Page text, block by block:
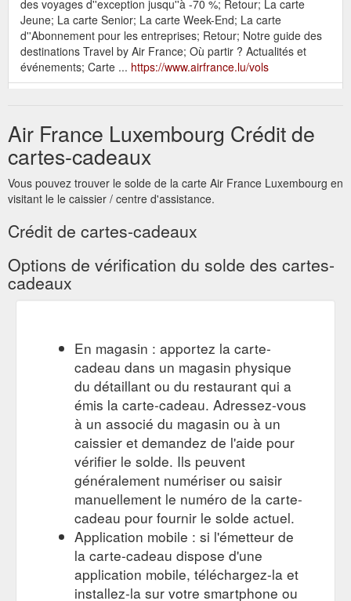
des voyages d''exception jusqu''à -70 %; Retour; La carte
Jeune; La carte Senior; La carte Week-End; La carte
d''Abonnement pour les entreprises; Retour; Notre guide des
destinations Travel by Air France; Où partir ? Actualités et
événements; Carte ... https://www.airfrance.lu/vols
Cartes de réduction; Paperplane - Carte cadeau et cagnotte ...
https://www.airfrance.lu/LU/fr/common/voyageurfrequent/
flying-blue.htm
Air France et Delta Airlines
Retour; Nos meilleurs tarifs et
Cartes de réduction; Paperplane - Carte cadeau et cagnotte ...
https://www.airfrance.lu/LU/fr/local/resainfovol/meilleuresoffres/
airlines.htm
L''intérieur, des
chambres au bar, joue aussi la carte des sixties avec son
boisson rafraîchissante et un sac de plage en guise de
cadeau de bienvenue qui annonce la couleur. Ici, le chill est de
mise. Le personnel vous ...
https://www.airfrance.lu/LU/fr/common/travel-guide/face-a-la-
mer-dans-un-motel-a-l-ancienne.htm
Hotel Bel-Air, une oasis exclusive - Guide de voyage Los Angeles
Retour; Nos meilleurs tarifs et promotions · Les vols les moins
chers des 6 prochains mois; Cartes de réduction; Paperplane
- Carte cadeau et cagnotte ...
https://www.airfrance.lu/LU/fr/common/travel-guide/hotel-bel-
air-une-oasis-exclusive.htm
Chinatown, le plus grand quartier chinois d''Amérique - Guide de ...
Retour; Nos meilleurs tarifs et promotions · Les vols les moins
chers des 6 prochains mois; Cartes de réduction; Paperplane
Air France Luxembourg Crédit de
cartes-cadeaux
Vous pouvez trouver le solde de la carte Air France Luxembourg en
visitant le le caissier / centre d'assistance.
Crédit de cartes-cadeaux
Options de vérification du solde des cartes-
cadeaux
En magasin : apportez la carte-
cadeau dans un magasin physique
du détaillant ou du restaurant qui a
émis la carte-cadeau. Adressez-vous
à un associé du magasin ou à un
caissier et demandez de l'aide pour
vérifier le solde. Ils peuvent
généralement numériser ou saisir
manuellement le numéro de la carte-
cadeau pour fournir le solde actuel.
Application mobile : si l'émetteur de
la carte-cadeau dispose d'une
application mobile, téléchargez-la et
installez-la sur votre smartphone ou